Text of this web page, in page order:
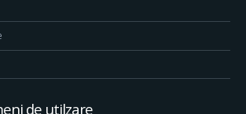
de utilzare